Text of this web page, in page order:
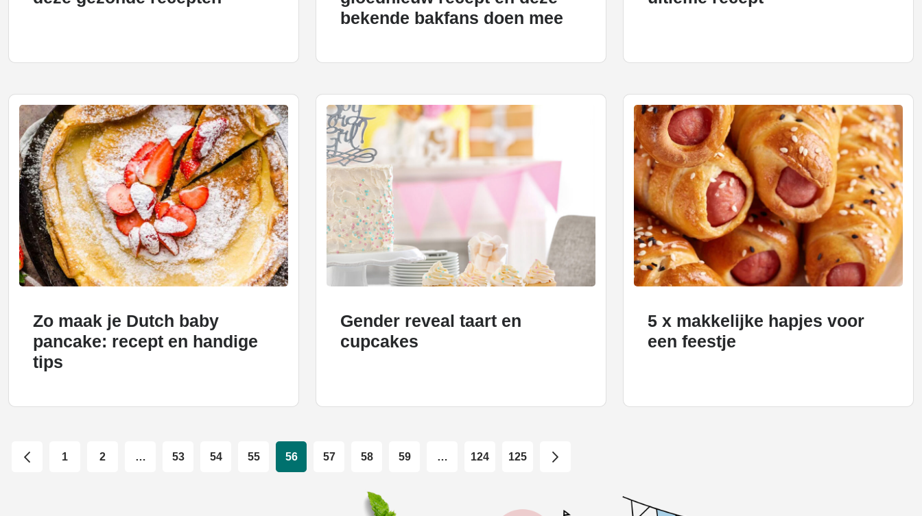
bekende bakfans doen mee
Zo maak je Dutch baby
pancake: recept en handige
tips
Gender reveal taart en
cupcakes
5 x makkelijke hapjes voor
een feestje
1 2 … 53 54 55 56 57 58 59 … 124 125